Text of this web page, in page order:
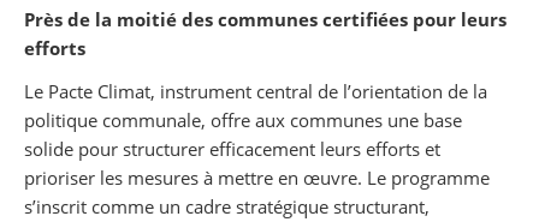
Près de la moitié des communes certifiées pour leurs
efforts
Le Pacte Climat, instrument central de l’orientation de la
politique communale, offre aux communes une base
solide pour structurer efficacement leurs efforts et
prioriser les mesures à mettre en œuvre. Le programme
s’inscrit comme un cadre stratégique structurant,